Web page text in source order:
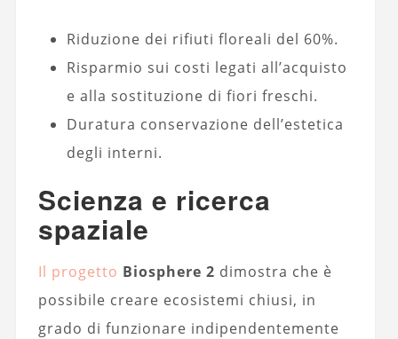
Riduzione dei rifiuti floreali del 60%.
Risparmio sui costi legati all’acquisto
e alla sostituzione di fiori freschi.
Duratura conservazione dell’estetica
degli interni.
Scienza e ricerca
spaziale
Il progetto Biosphere 2 dimostra che è
possibile creare ecosistemi chiusi, in
grado di funzionare indipendentemente